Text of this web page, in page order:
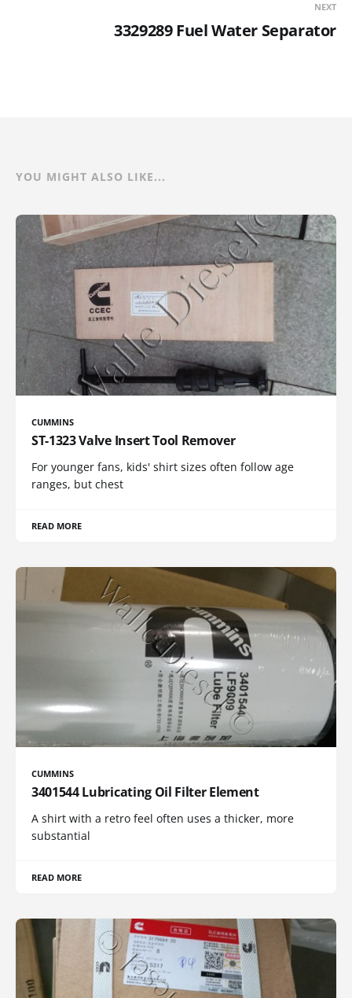
NEXT
3329289 Fuel Water Separator
YOU MIGHT ALSO LIKE...
CUMMINS
ST-1323 Valve Insert Tool Remover
For younger fans, kids' shirt sizes often follow age
ranges, but chest
READ MORE
CUMMINS
3401544 Lubricating Oil Filter Element
A shirt with a retro feel often uses a thicker, more
substantial
READ MORE